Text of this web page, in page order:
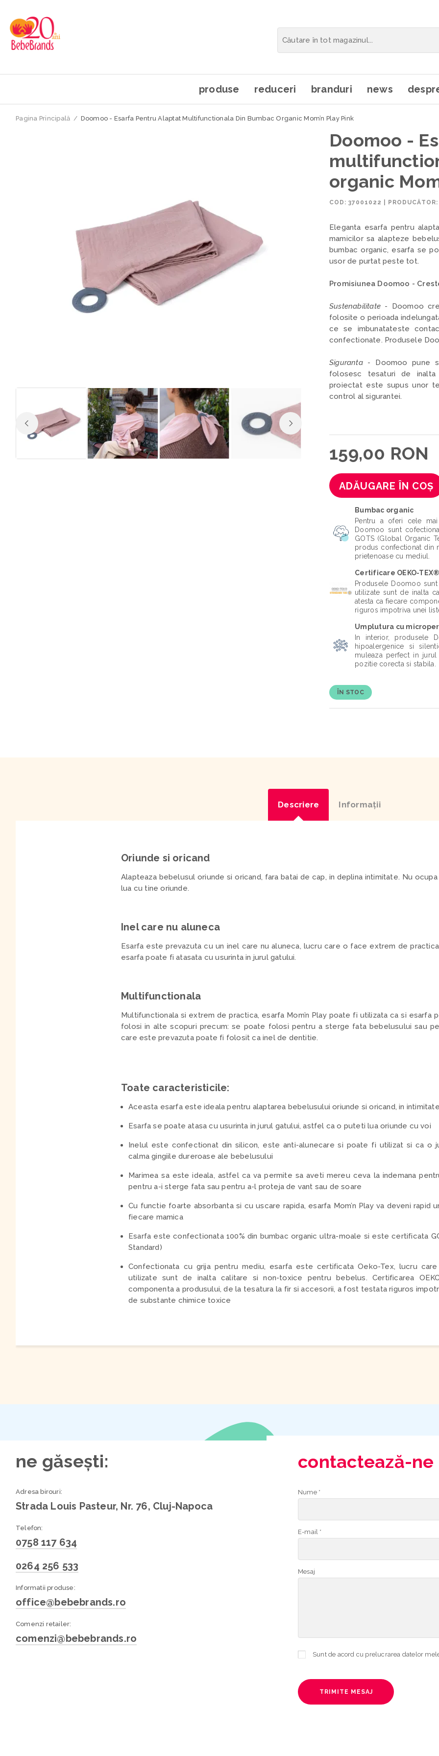
produse reduceri branduri news
Pagina Principală / Doomoo - Esarfa Pentru Alaptat Multifunctionala Din Bumbac Organic Mom’n Play Pink
Doomoo -
organic
COD: 37001022
Eleganta esarfa pentru
mamicilor sa alapteze
bumbac organic, esarfa se
usor de purtat peste tot.
Promisiunea Doomoo -
Sustenabilitate - Doomoo
folosite o perioada
ce se imbunatateste
confectionate. Produsele
Siguranta- Doomoo pune
folosesc tesaturi de inalta
proiectat este supus unor
control al sigurantei.
159,00 RON
ADĂUGARE ÎN COȘ
Bumbac organic
Pentru a oferi cele
Doomoo sunt
GOTS (Global Organic
produs confectionat din
prietenoase cu mediul.
Certificare OEKO-TEX®
Produsele Doomoo
utilizate sunt de inalta
atesta ca fiecare
riguros impotriva unei
Umplutura cu
In interior, produsele
hipoalergenice si
muleaza perfect in
pozitie corecta si stabila.
ÎN STOC
Descriere Informaţii
Oriunde si oricand
Alapteaza bebelusul oriunde si oricand, fara batai de cap, in deplina intimitate. Nu
lua cu tine oriunde.
Inel care nu aluneca
Esarfa este prevazuta cu un inel care nu aluneca, lucru care o face extrem de
esarfa poate fi atasata cu usurinta in jurul gatului.
Multifunctionala
Multifunctionala si extrem de practica, esarfa Mom’n Play poate fi utilizata ca si esarfa
folosi in alte scopuri precum: se poate folosi pentru a sterge fata bebelusului sau
care este prevazuta poate fi folosit ca inel de dentitie.
Toate caracteristicile:
Aceasta esarfa este ideala pentru alaptarea bebelusului oriunde si oricand, in
Esarfa se poate atasa cu usurinta in jurul gatului, astfel ca o puteti lua oriunde cu voi
Inelul este confectionat din silicon, este anti-alunecare si poate fi utilizat si ca o
calma gingiile dureroase ale bebelusului
Marimea sa este ideala, astfel ca va permite sa aveti mereu ceva la indemana
pentru a-i sterge fata sau pentru a-l proteja de vant sau de soare
Cu functie foarte absorbanta si cu uscare rapida, esarfa Mom’n Play va deveni rapid
fiecare mamica
Esarfa este confectionata 100% din bumbac organic ultra-moale si este certificata
Standard)
Confectionata cu grija pentru mediu, esarfa este certificata Oeko-Tex, lucru care
utilizate sunt de inalta calitare si non-toxice pentru bebelus. Certificarea
componenta a produsului, de la tesatura la fir si accesorii, a fost testata riguros
de substante chimice toxice
ne găsești:
Adresa birouri:
Strada Louis Pasteur, Nr. 76, Cluj-Napoca
Telefon:
0758 117 634
0264 256 533
Informatii produse:
office@bebebrands.ro
Comenzi retailer:
comenzi@bebebrands.ro
contactează-ne
Nume *
E-mail *
Mesaj
TRIMITE MESAJ